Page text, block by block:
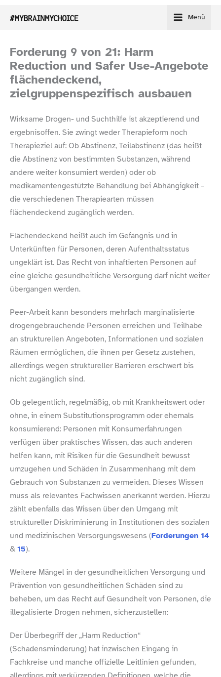
Inhalt
Menü
Forderung 9 von 21: Harm
Reduction und Safer Use-​Angebote
flächendeckend,
zielgruppenspezifisch ausbauen
Wirksame Drogen- und Suchthilfe ist akzeptierend und
ergebnisoffen. Sie zwingt weder Therapieform noch
Therapieziel auf: Ob Abstinenz, Teilabstinenz (das heißt
die Abstinenz von bestimmten Substanzen, während
andere weiter konsumiert werden) oder ob
medikamentengestützte Behandlung bei Abhängigkeit –
die verschiedenen Therapiearten müssen
flächendeckend zugänglich werden.
Flächendeckend heißt auch im Gefängnis und in
Unterkünften für Personen, deren Aufenthaltsstatus
ungeklärt ist. Das Recht von inhaftierten Personen auf
eine gleiche gesundheitliche Versorgung darf nicht weiter
übergangen werden.
Peer-​Arbeit kann besonders mehrfach marginalisierte
drogengebrauchende Personen erreichen und Teilhabe
an strukturellen Angeboten, Informationen und sozialen
Räumen ermöglichen, die ihnen per Gesetz zustehen,
allerdings wegen struktureller Barrieren erschwert bis
nicht zugänglich sind.
Ob gelegentlich, regelmäßig, ob mit Krankheitswert oder
ohne, in einem Substitutionsprogramm oder ehemals
konsumierend: Personen mit Konsumerfahrungen
verfügen über praktisches Wissen, das auch anderen
helfen kann, mit Risiken für die Gesundheit bewusst
umzugehen und Schäden in Zusammenhang mit dem
Gebrauch von Substanzen zu vermeiden. Dieses Wissen
muss als relevantes Fachwissen anerkannt werden. Hierzu
zählt ebenfalls das Wissen über den Umgang mit
struktureller Diskriminierung in Institutionen des sozialen
und medizinischen Versorgungswesens (Forderungen 14
&15).
Weitere Mängel in der gesundheitlichen Versorgung und
Prävention von gesundheitlichen Schäden sind zu
beheben, um das Recht auf Gesundheit von Personen, die
illegalisierte Drogen nehmen, sicherzustellen:
Der Überbegriff der „Harm Reduction“
(Schadensminderung) hat inzwischen Eingang in
Fachkreise und manche offizielle Leitlinien gefunden,